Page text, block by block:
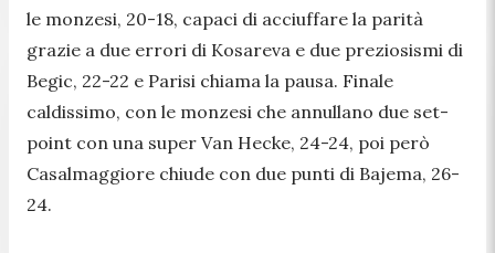
le monzesi, 20-18, capaci di acciuffare la parità
grazie a due errori di Kosareva e due preziosismi di
Begic, 22-22 e Parisi chiama la pausa. Finale
caldissimo, con le monzesi che annullano due set-
point con una super Van Hecke, 24-24, poi però
Casalmaggiore chiude con due punti di Bajema, 26-
24.